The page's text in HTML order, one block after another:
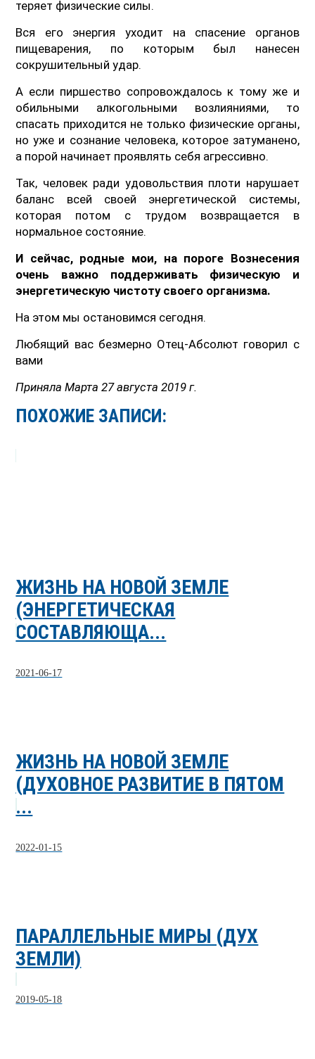
теряет физические силы.
Вся его энергия уходит на спасение органов
пищеварения, по которым был нанесен
сокрушительный удар.
А если пиршество сопровождалось к тому же и
обильными алкогольными возлияниями, то
спасать приходится не только физические органы,
но уже и сознание человека, которое затуманено,
а порой начинает проявлять себя агрессивно.
Так, человек ради удовольствия плоти нарушает
баланс всей своей энергетической системы,
которая потом с трудом возвращается в
нормальное состояние.
И сейчас, родные мои, на пороге Вознесения
очень важно поддерживать физическую и
энергетическую чистоту своего организма.
На этом мы остановимся сегодня.
Любящий вас безмерно Отец-Абсолют говорил с
вами
Приняла Марта 27 августа 2019 г.
ПОХОЖИЕ ЗАПИСИ:
ЖИЗНЬ НА НОВОЙ ЗЕМЛЕ
(ЭНЕРГЕТИЧЕСКАЯ
СОСТАВЛЯЮЩА...
2021-06-17
ЖИЗНЬ НА НОВОЙ ЗЕМЛЕ
(ДУХОВНОЕ РАЗВИТИЕ В ПЯТОМ
...
2022-01-15
ПАРАЛЛЕЛЬНЫЕ МИРЫ (ДУХ
ЗЕМЛИ)
2019-05-18